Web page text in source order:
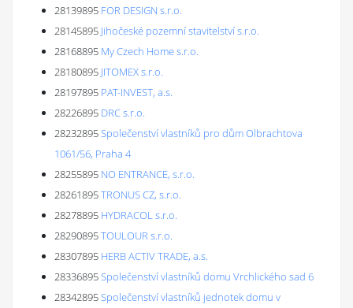
28139895 FOR DESIGN s.r.o.
28145895 Jihočeské pozemní stavitelství s.r.o.
28168895 My Czech Home s.r.o.
28180895 JITOMEX s.r.o.
28197895 PAT-INVEST, a.s.
28226895 DRC s.r.o.
28232895Společenství vlastníků pro dům Olbrachtova
1061/56, Praha 4
28255895 NO ENTRANCE, s.r.o.
28261895TRONUS CZ, s.r.o.
28278895 HYDRACOL s.r.o.
28290895TOULOUR s.r.o.
28307895 HERB ACTIV TRADE, a.s.
28336895Společenství vlastníků domu Vrchlického sad 6
28342895Společenství vlastníků jednotek domu v